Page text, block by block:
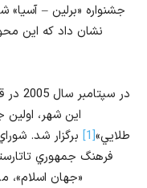
جشنواره «برلين –
نشان داد كه اين
در
اين شهر، اولين
طلايي»[1]
برگزار شد.
فرهنگ جمهوري
«جهان اسلام»،